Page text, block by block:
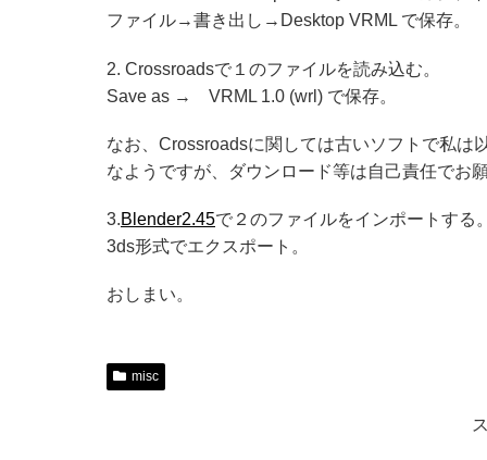
ファイル→書き出し→Desktop VRML で保存。
2. Crossroadsで１のファイルを読み込む。
Save as → VRML 1.0 (wrl) で保存。
なお、Crossroadsに関しては古いソフトで私は
なようですが、ダウンロード等は自己責任でお願
3.Blender2.45で２のファイルをインポートする。
3ds形式でエクスポート。
おしまい。
misc